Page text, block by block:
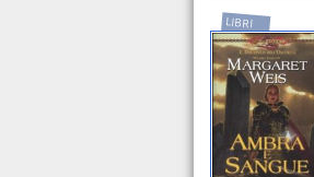
LIBRI